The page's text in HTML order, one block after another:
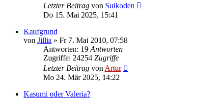
Letzter Beitrag von Suikoden
Do 15. Mai 2025, 15:41
Kaufgrund
von Jillia » Fr 7. Mai 2010, 07:58
Antworten: 19 Antworten
Zugriffe: 24254 Zugriffe
Letzter Beitrag von Artur
Mo 24. Mär 2025, 14:22
Kasumi oder Valeria?